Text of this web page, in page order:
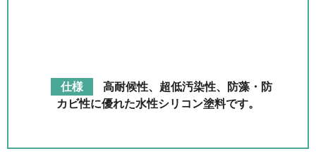
仕様
高耐候性、超低汚染性、防藻・防
カビ性に優れた水性シリコン塗料です。